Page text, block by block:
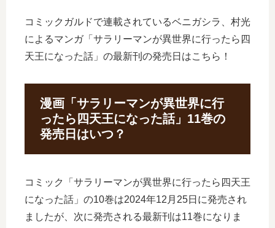
コミックガルドで連載されているベニガシラ、村光
によるマンガ「サラリーマンが異世界に行ったら四
天王になった話」の最新刊の発売日はこちら！
漫画「サラリーマンが異世界に行
ったら四天王になった話」11巻の
発売日はいつ？
コミック「サラリーマンが異世界に行ったら四天王
になった話」の10巻は2024年12月25日に発売され
ましたが、次に発売される最新刊は11巻になりま